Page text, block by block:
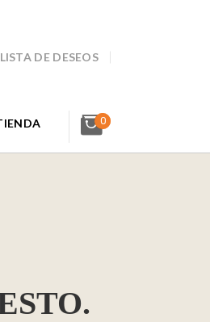
LISTA DE DESEOS
0